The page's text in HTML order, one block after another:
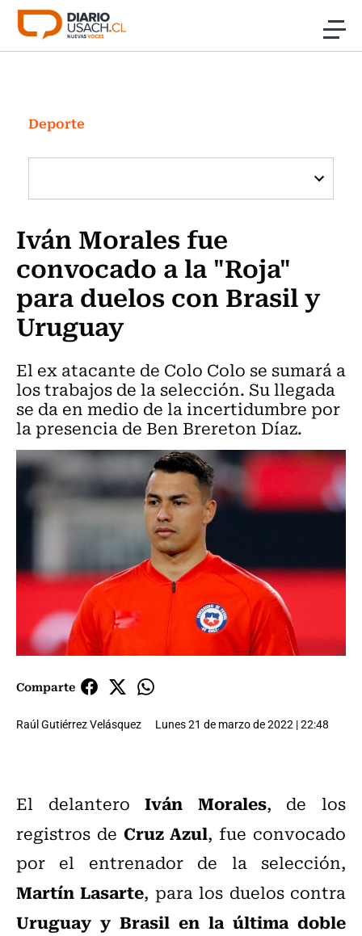
Click acá para ir directamente al contenido
Investigación
Cultura
Programas Radio y TV Usach
Deporte
Iván Morales fue
convocado a la "Roja"
para duelos con Brasil y
Uruguay
El ex atacante de Colo Colo se sumará a
los trabajos de la selección. Su llegada
se da en medio de la incertidumbre por
la presencia de Ben Brereton Díaz.
Comparte
Raúl Gutiérrez Velásquez Lunes 21 de marzo de 2022 | 22:48
El delanteroIván Morales, de los
registros de Cruz Azul, fue convocado
por el entrenador de la selección,
Martín Lasarte, para los duelos contra
Uruguay y Brasil en la última doble